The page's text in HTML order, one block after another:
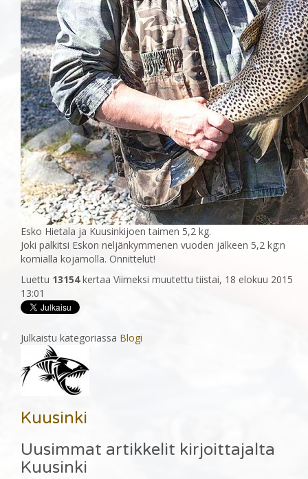
Esko Hietala ja Kuusinkijoen taimen 5,2 kg.
Joki palkitsi Eskon neljänkymmenen vuoden jälkeen 5,2 kg:n
komialla kojamolla. Onnittelut!
Luettu 13154kertaa Viimeksi muutettu tiistai, 18 elokuu 2015
13:01
Julkaistu kategoriassa Blogi
Kuusinki
Uusimmat artikkelit kirjoittajalta
Kuusinki